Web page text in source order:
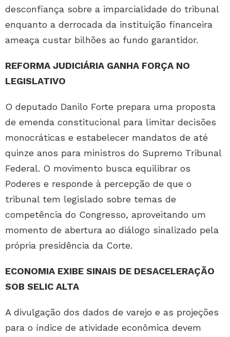
desconfiança sobre a imparcialidade do tribunal
enquanto a derrocada da instituição financeira
ameaça custar bilhões ao fundo garantidor.
REFORMA JUDICIÁRIA GANHA FORÇA NO
LEGISLATIVO
O deputado Danilo Forte prepara uma proposta
de emenda constitucional para limitar decisões
monocráticas e estabelecer mandatos de até
quinze anos para ministros do Supremo Tribunal
Federal. O movimento busca equilibrar os
Poderes e responde à percepção de que o
tribunal tem legislado sobre temas de
competência do Congresso, aproveitando um
momento de abertura ao diálogo sinalizado pela
própria presidência da Corte.
ECONOMIA EXIBE SINAIS DE DESACELERAÇÃO
SOB SELIC ALTA
A divulgação dos dados de varejo e as projeções
para o índice de atividade econômica devem